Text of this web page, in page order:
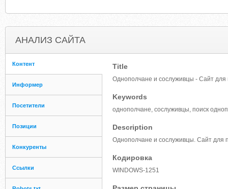
АНАЛИЗ САЙТА
Контент
Информер
Посетители
Позиции
Конкуренты
Ссылки
Title
Однополчане и сослуживцы - Сайт для
Keywords
однополчане, сослуживцы, поиск
Description
Однополчане и сослуживцы. Сайт для
Кодировка
WINDOWS-1251